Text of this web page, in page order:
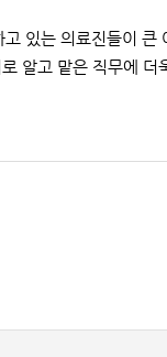
있는 의료진들이 큰
알고 맡은 직무에 더